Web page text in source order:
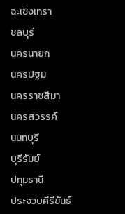
ฉะเชิงเทรา
ชลบุรี
นครนายก
นครปฐม
นครราชสีมา
นครสวรรค์
นนทบุรี
บุรีรัมย์
ปทุมธานี
ประจวบคีรีขันธ์